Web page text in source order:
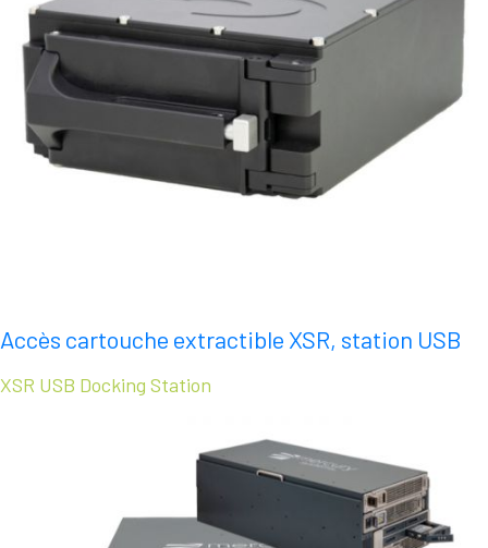
Accès cartouche extractible XSR, station USB
XSR USB Docking Station